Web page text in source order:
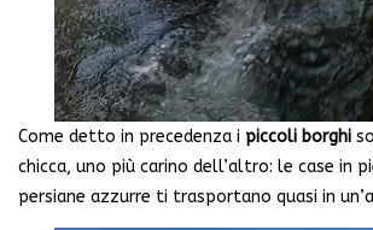
Come detto in precedenza i piccoli borghi
chicca, uno più carino dell’altro: le case in
persiane azzurre ti trasportano quasi in